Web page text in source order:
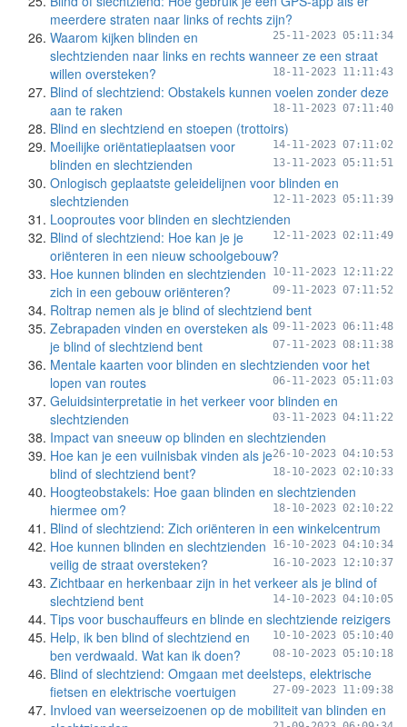
meerdere straten naar links of rechts zijn?
25-11-2023 05:11:34
Waarom kijken blinden en
slechtzienden naar links en rechts wanneer ze een straat
willen oversteken?
18-11-2023 11:11:43
Blind of slechtziend: Obstakels kunnen voelen zonder deze
aan te raken
18-11-2023 07:11:40
Blind en slechtziend en stoepen (trottoirs)
14-11-2023 07:11:02
Moeilijke oriëntatieplaatsen voor
blinden en slechtzienden
13-11-2023 05:11:51
Onlogisch geplaatste geleidelijnen voor blinden en
slechtzienden
12-11-2023 05:11:39
Looproutes voor blinden en slechtzienden
12-11-2023 02:11:49
Blind of slechtziend: Hoe kan je je
oriënteren in een nieuw schoolgebouw?
10-11-2023 12:11:22
Hoe kunnen blinden en slechtzienden
zich in een gebouw oriënteren?
09-11-2023 07:11:52
Roltrap nemen als je blind of slechtziend bent
09-11-2023 06:11:48
Zebrapaden vinden en oversteken als
je blind of slechtziend bent
07-11-2023 08:11:38
Mentale kaarten voor blinden en slechtzienden voor het
lopen van routes
06-11-2023 05:11:03
Geluidsinterpretatie in het verkeer voor blinden en
slechtzienden
03-11-2023 04:11:22
Impact van sneeuw op blinden en slechtzienden
26-10-2023 04:10:53
Hoe kan je een vuilnisbak vinden als je
blind of slechtziend bent?
18-10-2023 02:10:33
Hoogteobstakels: Hoe gaan blinden en slechtzienden
hiermee om?
18-10-2023 02:10:22
Blind of slechtziend: Zich oriënteren in een winkelcentrum
16-10-2023 04:10:34
Hoe kunnen blinden en slechtzienden
veilig de straat oversteken?
16-10-2023 12:10:37
Zichtbaar en herkenbaar zijn in het verkeer als je blind of
slechtziend bent
14-10-2023 04:10:05
Tips voor buschauffeurs en blinde en slechtziende reizigers
10-10-2023 05:10:40
Help, ik ben blind of slechtziend en
ben verdwaald. Wat kan ik doen?
08-10-2023 05:10:18
Blind of slechtziend: Omgaan met deelsteps, elektrische
fietsen en elektrische voertuigen
27-09-2023 11:09:38
Invloed van weerseizoenen op de mobiliteit van blinden en